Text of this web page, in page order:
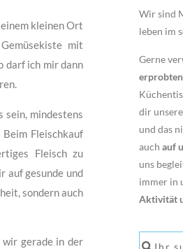
kleinen Ort
mit
darf ich mir dann
sein, mindestens
Fleischkauf
Fleisch zu
auf gesunde und
sondern auch
wir gerade in der
Wir sind
leben im
Gerne
dir unsere
und das
auch auf
uns
immer in
Aktivität